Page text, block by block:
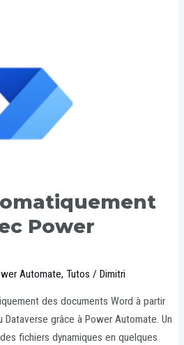
Power
Automate,Tutos /Dimitri
des documents Word à partir
Dataverse grâce à Power Automate. Un
fichiers dynamiques en quelques